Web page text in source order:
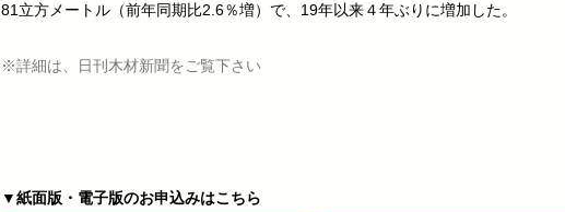
81立方メートル（前年同期比2.6％増）で、19年以来４年ぶりに増加した。
※詳細は、日刊木材新聞をご覧下さい
▼紙面版・電子版のお申込みはこちら